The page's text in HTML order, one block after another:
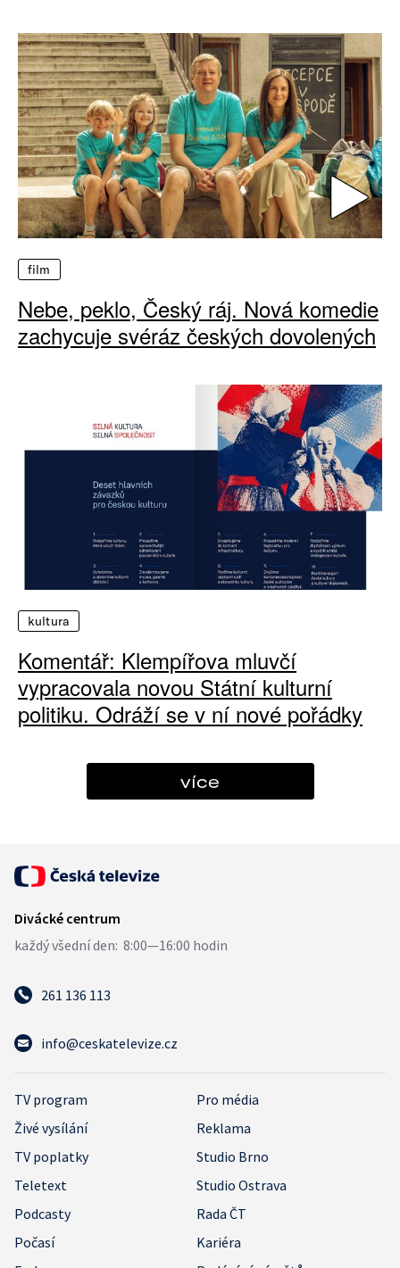
film
Nebe, peklo, Český ráj. Nová komedie
zachycuje svéráz českých dovolených
kultura
Komentář: Klempířova mluvčí
vypracovala novou Státní kulturní
politiku. Odráží se v ní nové pořádky
více
261 136 113
info@ceskatelevize.cz
TV program
Pro média
Živé vysílání
Reklama
TV poplatky
Studio Brno
Teletext
Studio Ostrava
Podcasty
Rada ČT
Počasí
Kariéra